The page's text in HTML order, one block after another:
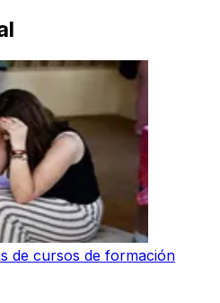
de cursos de formación